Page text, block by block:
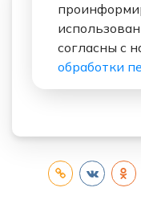
согласны с
обработки